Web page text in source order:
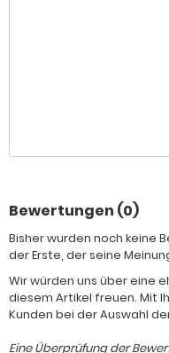
Bewertungen (0)
Bisher wurden noch keine
der Erste, der seine
Wir würden uns über eine
diesem Artikel freuen. Mit
Kunden bei der Auswahl
Eine Überprüfung der